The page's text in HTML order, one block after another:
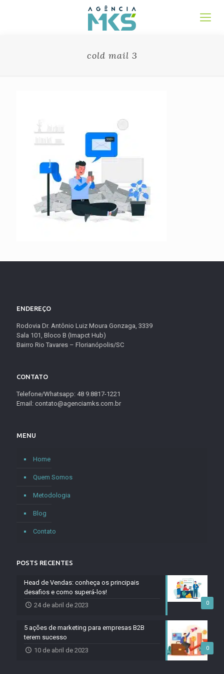
cold mail 3
ENDEREÇO
Rodovia Dr. Antônio Luiz Moura Gonzaga, 3339
Sala 101, Bloco B (Imapct Hub)
Bairro Rio Tavares – Florianópolis/SC
CONTATO
Telefone/Whatsapp: 48 9.8817-1221
Email: contato@agenciamks.com.br
MENU
Home
Quem Somos
Metodologia
Blog
Contato
POSTS RECENTES
0
Head de Vendas: conheça os principais
desafios e como superá-los!
24 de abril de 2023
0
5 ações de marketing para empresas B2B
terem sucesso
10 de abril de 2023